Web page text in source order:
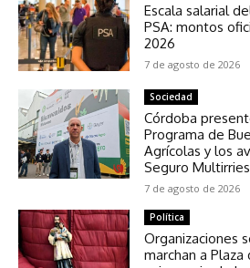
Escala salarial
PSA: montos
2026
7 de agosto de 2026
Sociedad
Córdoba
Programa de
Agrícolas y los
Seguro
7 de agosto de 2026
Política
Organizaciones
marchan a